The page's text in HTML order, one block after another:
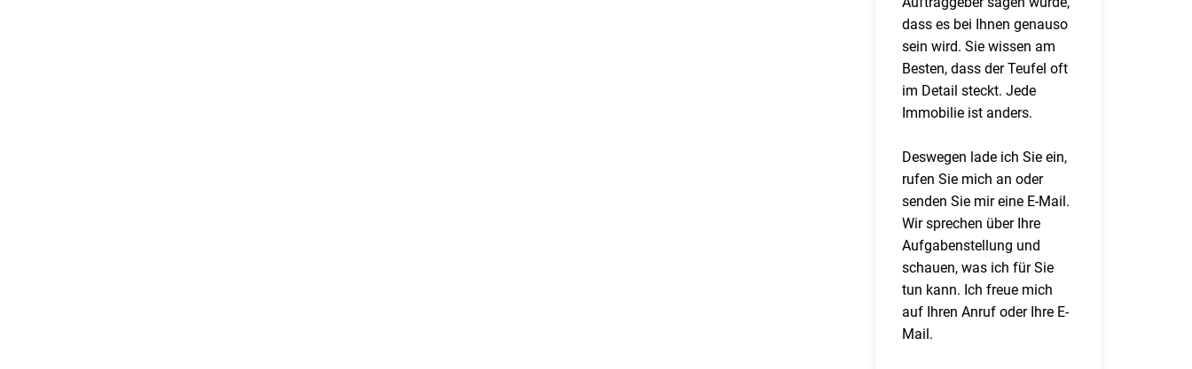
dass es bei Ihnen genauso
sein wird. Sie wissen am
Besten, dass der Teufel oft
im Detail steckt. Jede
Immobilie ist anders.
Deswegen lade ich Sie ein,
rufen Sie mich an oder
senden Sie mir eine E-Mail.
Wir sprechen über Ihre
Aufgabenstellung und
schauen, was ich für Sie
tun kann. Ich freue mich
auf Ihren Anruf oder Ihre E-
Mail.